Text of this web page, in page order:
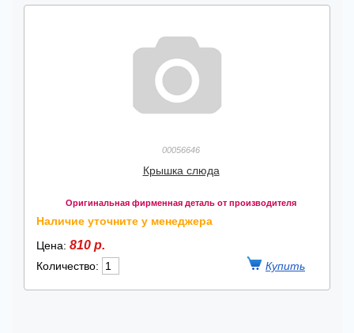
00056646
Крышка слюда
Оригинальная фирменная деталь от производителя
Наличие уточните у менеджера
Цена: 810 р.
Количество: